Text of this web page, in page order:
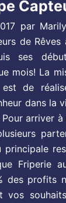
par
de
ses
mois! La
de
dans la
Pour arriver
principale
Friperie
profits
vos